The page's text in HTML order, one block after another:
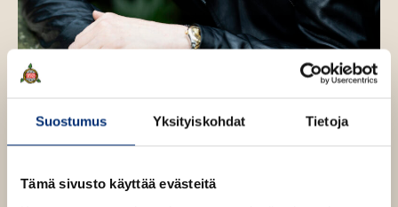
Suostumus Yksityiskohdat Tietoja
Tämä sivusto käyttää evästeitä
Kuva: Veikko Somerpuro